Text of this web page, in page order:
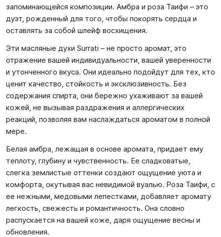
запоминающейся композиции. Амбра и роза Таифи – это
дуэт, рожденный для того, чтобы покорять сердца и
оставлять за собой шлейф восхищения.
Эти масляные духи Surrati – не просто аромат, это
отражение вашей индивидуальности, вашей уверенности
и утонченного вкуса. Они идеально подойдут для тех, кто
ценит качество, стойкость и эксклюзивность. Без
содержания спирта, они бережно ухаживают за вашей
кожей, не вызывая раздражения и аллергических
реакций, позволяя вам наслаждаться ароматом в полной
мере.
Белая амбра, лежащая в основе аромата, придает ему
теплоту, глубину и чувственность. Ее сладковатые,
слегка землистые оттенки создают ощущение уюта и
комфорта, окутывая вас невидимой вуалью. Роза Таифи, с
ее нежными, медовыми лепестками, добавляет аромату
легкость, свежесть и романтичность. Она словно
распускается на вашей коже, даря ощущение весны и
обновления.